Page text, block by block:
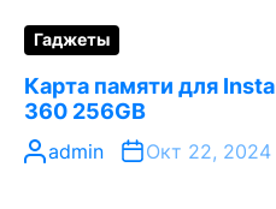
Гаджеты
Карта памяти для Insta
360 256GB
admin Окт 22, 2024